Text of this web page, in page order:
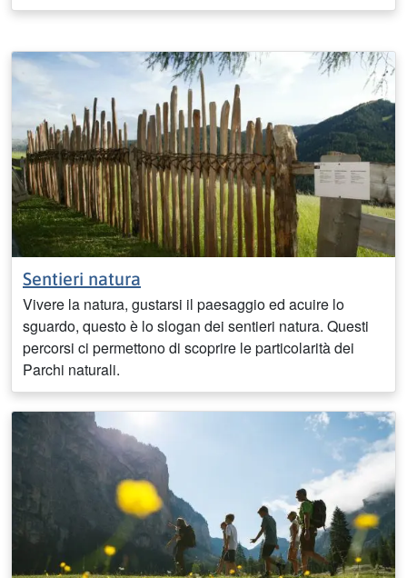
Sentieri natura
Vivere la natura, gustarsi il paesaggio ed acuire lo
sguardo, questo è lo slogan dei sentieri natura. Questi
percorsi ci permettono di scoprire le particolarità dei
Parchi naturali.